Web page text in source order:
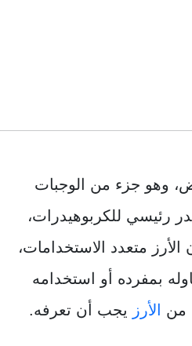
وهو جزء من الوجبات
رئيسي للكربوهيدرات،
الأرز متعدد الاستخدامات،
بمفرده أو استخدامه
الأرز يجب أن تعرفه.